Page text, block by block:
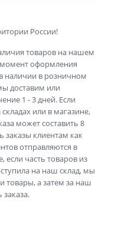
России!
товаров на нашем
момент оформления
наличии в розничном
доставим или
1 - 3 дней. Если
или в магазине,
может составить 8
заказы клиентам как
отправляются в
если часть товаров из
на наш склад, мы
товары, а затем за наш